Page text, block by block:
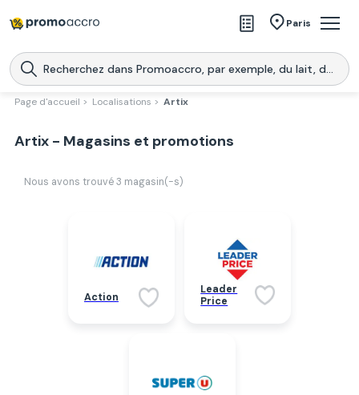
Paris
Magasins
Produits
Promoaccro
Page d'accueil > Localisations > Artix
Artix - Magasins et promotions
Nous avons trouvé 3 magasin(-s)
Action
Leader
Price